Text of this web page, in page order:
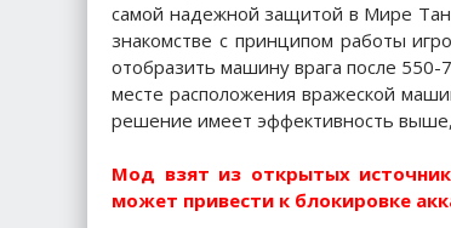
самой надежной защитой в Мире
знакомстве с принципом работы
отобразить машину врага после
месте расположения вражеской
решение имеет эффективность
Мод взят из открытых
может привести к блокировке